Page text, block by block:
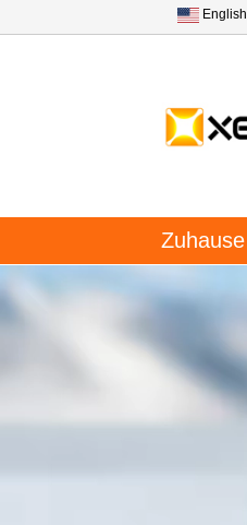
English
Zuhause